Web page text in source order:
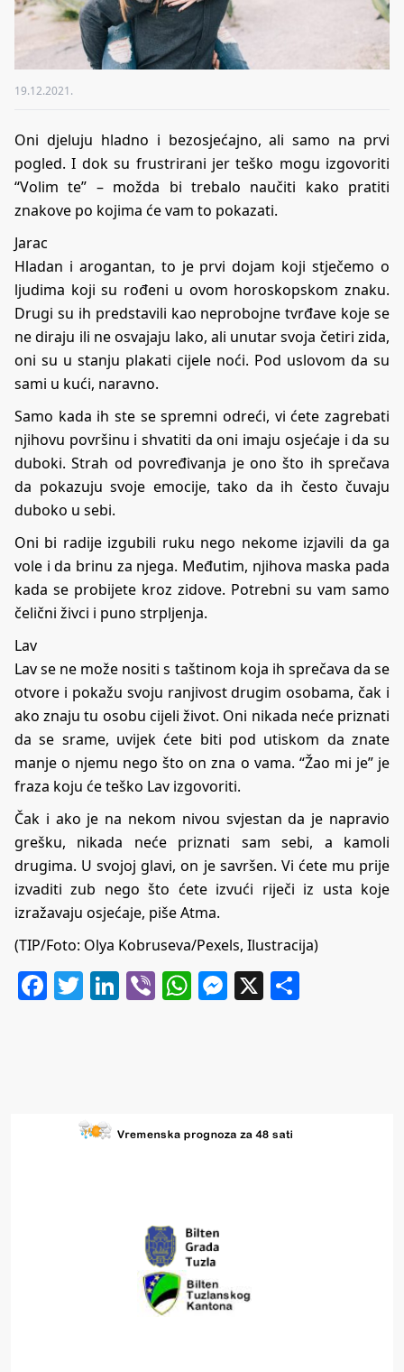
19.12.2021.
Oni djeluju hladno i bezosjećajno, ali samo na prvi
pogled. I dok su frustrirani jer teško mogu izgovoriti
“Volim te” – možda bi trebalo naučiti kako pratiti
znakove po kojima će vam to pokazati.
Jarac
Hladan i arogantan, to je prvi dojam koji stječemo o
ljudima koji su rođeni u ovom horoskopskom znaku.
Drugi su ih predstavili kao neprobojne tvrđave koje se
ne diraju ili ne osvajaju lako, ali unutar svoja četiri zida,
oni su u stanju plakati cijele noći. Pod uslovom da su
sami u kući, naravno.
Samo kada ih ste se spremni odreći, vi ćete zagrebati
njihovu površinu i shvatiti da oni imaju osjećaje i da su
duboki. Strah od povređivanja je ono što ih sprečava
da pokazuju svoje emocije, tako da ih često čuvaju
duboko u sebi.
Oni bi radije izgubili ruku nego nekome izjavili da ga
vole i da brinu za njega. Međutim, njihova maska pada
kada se probijete kroz zidove. Potrebni su vam samo
čelični živci i puno strpljenja.
Lav
Lav se ne može nositi s taštinom koja ih sprečava da se
otvore i pokažu svoju ranjivost drugim osobama, čak i
ako znaju tu osobu cijeli život. Oni nikada neće priznati
da se srame, uvijek ćete biti pod utiskom da znate
manje o njemu nego što on zna o vama. “Žao mi je” je
fraza koju će teško Lav izgovoriti.
Čak i ako je na nekom nivou svjestan da je napravio
grešku, nikada neće priznati sam sebi, a kamoli
drugima. U svojoj glavi, on je savršen. Vi ćete mu prije
izvaditi zub nego što ćete izvući riječi iz usta koje
izražavaju osjećaje, pišeAtma.
(TIP/Foto: Olya Kobruseva/Pexels, Ilustracija)
Facebook
Twitter
LinkedIn
ViberWhatsApp
Messenger
X